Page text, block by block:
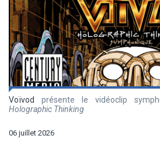
Voïvod
présente le vidéoclip
Holographic Thinking
06 juillet 2026